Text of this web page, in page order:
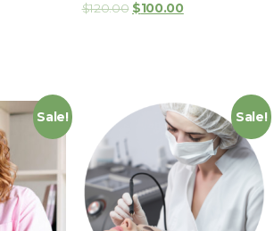
$120.00 $100.00
Sale! Sale!